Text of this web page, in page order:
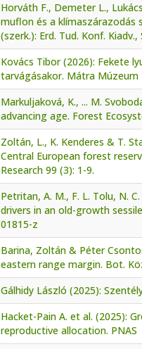
Horváth F., Demeter L.,
muflon és a klímaszárazodás
(szerk.): Erd. Tud. Konf. Kiadv.,
Kovács Tibor (2026): Fekete
tarvágásakor. Mátra Múzeum
Markuljaková, K., ... M.
advancing age. Forest
Zoltán, L., K. Kenderes & T.
Central European forest
Research 99 (3): 1-9.
Petritan, A. M., F. L. Tolu, N.
drivers in an old-growth
01815-z
Barina, Zoltán & Péter
eastern range margin. Bot.
Gálhidy László (2025):
Hacket-Pain A. et al. (2025):
reproductive allocation. PNAS